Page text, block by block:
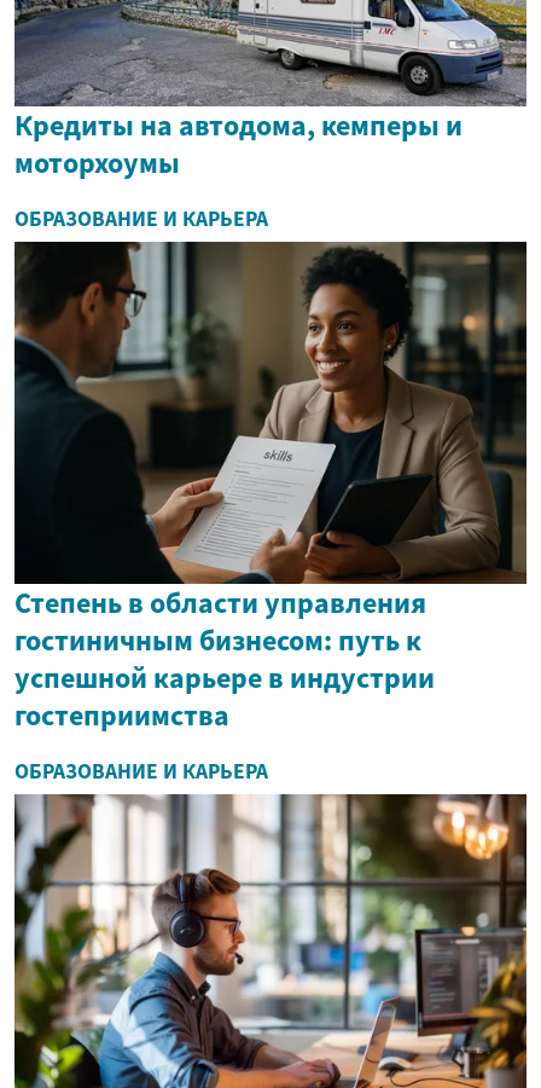
Кредиты на автодома, кемперы и
моторхоумы
ОБРАЗОВАНИЕ И КАРЬЕРА
Степень в области управления
гостиничным бизнесом: путь к
успешной карьере в индустрии
гостеприимства
ОБРАЗОВАНИЕ И КАРЬЕРА